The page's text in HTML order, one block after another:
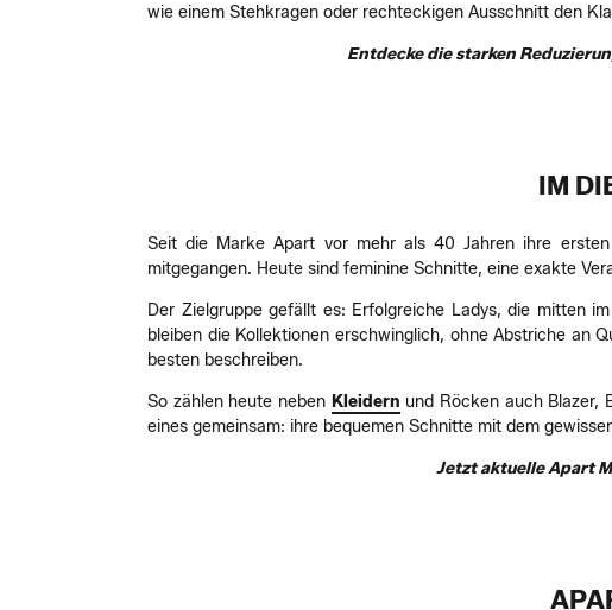
wie einem Stehkragen oder rechteckigen Ausschnitt den
Entdecke die starken
IM
Seit die Marke Apart vor mehr als 40 Jahren ihre
mitgegangen. Heute sind feminine Schnitte, eine exakte
Der Zielgruppe gefällt es: Erfolgreiche Ladys, die mitten
bleiben die Kollektionen erschwinglich, ohne Abstriche an
besten beschreiben.
So zählen heute neben Kleidern und Röcken auch Blazer,
eines gemeinsam: ihre bequemen Schnitte mit dem
Jetzt aktuelle Apart